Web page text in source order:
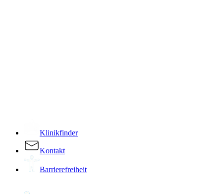
Klinikfinder
Kontakt
Barrierefreiheit